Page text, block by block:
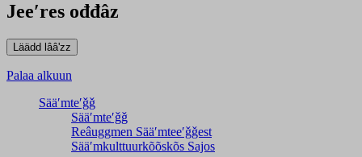
Jeeʹres ođđâz
Palaa alkuun
Sääʹmteʹǧǧ
Sääʹmteʹǧǧ
Reâuggmen Sääʹmteeʹǧǧest
Sääʹmkulttuurkõõskõs Sajos